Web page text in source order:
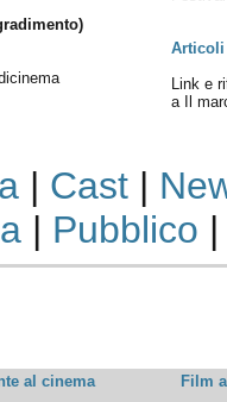
Articoli
Link e
a Il
| Cast|
| Pubblico |
al cinema
Film